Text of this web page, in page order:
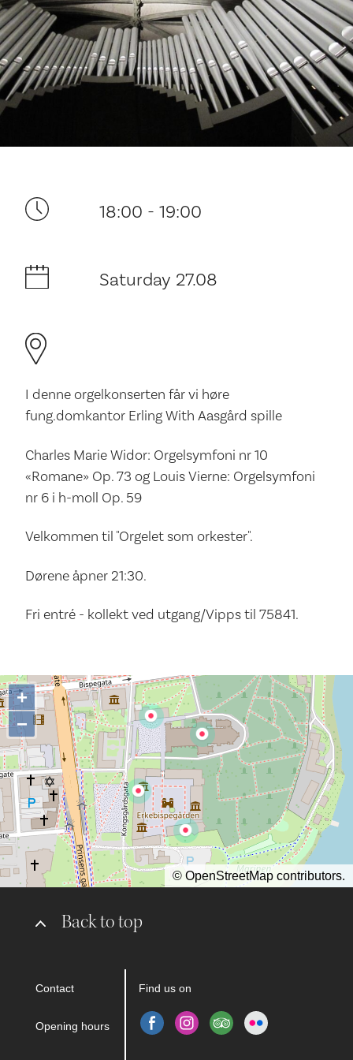
Your visit
The music in the Cathedral
History and architecture
18:00 - 19:00
Saturday 27.08
I denne orgelkonserten får vi høre
fung.domkantor Erling With Aasgård spille
Charles Marie Widor: Orgelsymfoni nr 10
«Romane» Op. 73 og Louis Vierne: Orgelsymfoni
nr 6 i h-moll Op. 59
Velkommen til "Orgelet som orkester".
Dørene åpner 21:30.
Fri entré - kollekt ved utgang/Vipps til 75841.
Back to top
Contact
Opening hours
Find us on
+
−
© OpenStreetMap contributors.